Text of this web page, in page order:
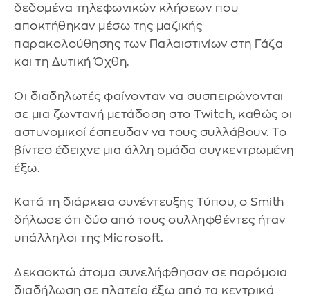
δεδομένα τηλεφωνικών κλήσεων που
αποκτήθηκαν μέσω της μαζικής
παρακολούθησης των Παλαιστινίων στη Γάζα
και τη Δυτική Όχθη.
Οι διαδηλωτές φαίνονταν να συσπειρώνονται
σε μια ζωντανή μετάδοση στο Twitch, καθώς οι
αστυνομικοί έσπευδαν να τους συλλάβουν. Το
βίντεο έδειχνε μια άλλη ομάδα συγκεντρωμένη
έξω.
Κατά τη διάρκεια συνέντευξης Τύπου, ο Smith
δήλωσε ότι δύο από τους συλληφθέντες ήταν
υπάλληλοι της Microsoft.
Δεκαοκτώ άτομα συνελήφθησαν σε παρόμοια
διαδήλωση σε πλατεία έξω από τα κεντρικά